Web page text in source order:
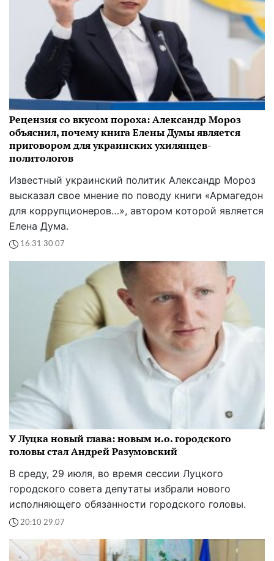
Рецензия со вкусом пороха: Александр Мороз
объяснил, почему книга Елены Думы является
приговором для украинских ухилянцев-
политологов
Известный украинский политик Александр Мороз
высказал свое мнение по поводу книги «Армагедон
для коррупционеров…», автором которой является
Елена Дума.
16:31 30.07
У Луцка новый глава: новым и.о. городского
головы стал Андрей Разумовский
В среду, 29 июля, во время сессии Луцкого
городского совета депутаты избрали нового
исполняющего обязанности городского головы.
20:10 29.07